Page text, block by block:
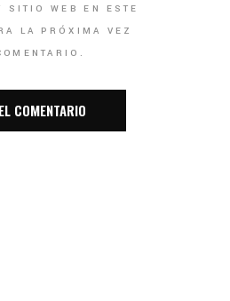
SITIO WEB EN ESTE
LA PRÓXIMA VEZ